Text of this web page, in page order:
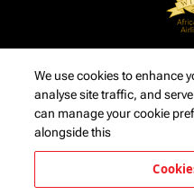
We use cookies to enhance
analyse site traffic, and
can manage your cookie
alongside this